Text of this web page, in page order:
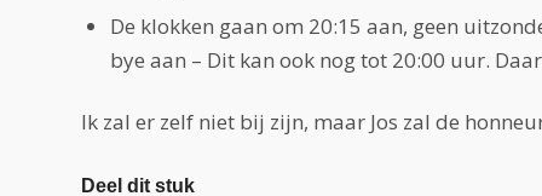
De klokken gaan om 20:15 aan, geen
bye aan – Dit kan ook nog tot 20:00 uur.
Ik zal er zelf niet bij zijn, maar Jos zal de
Deel dit stuk